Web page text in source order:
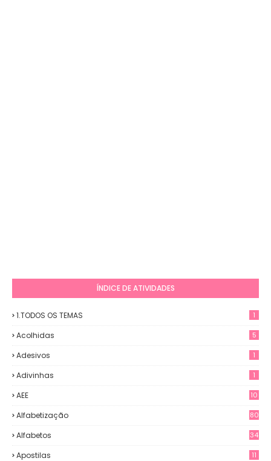
ÍNDICE DE ATIVIDADES
1.TODOS OS TEMAS 1
Acolhidas 5
Adesivos 1
Adivinhas 1
AEE 10
Alfabetização 80
Alfabetos 34
Apostilas 11